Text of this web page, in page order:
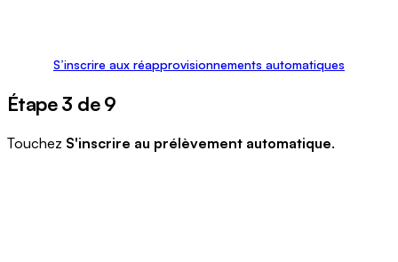
S’inscrire aux réapprovisionnements automatiques
Étape 3 de 9
Touchez S'inscrire au prélèvement automatique.